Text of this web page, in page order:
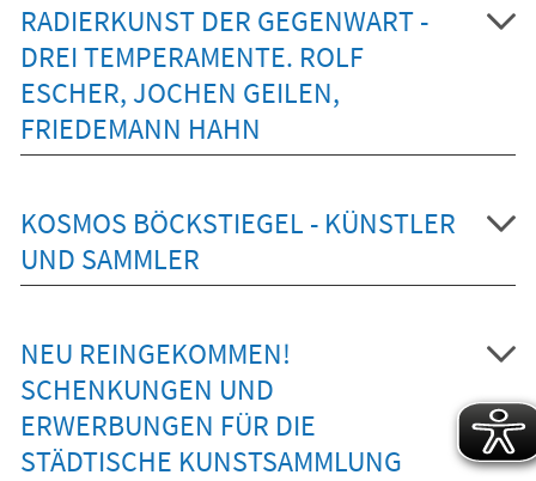
RADIERKUNST DER GEGENWART -
DREI TEMPERAMENTE. ROLF
ESCHER, JOCHEN GEILEN,
FRIEDEMANN HAHN
KOSMOS BÖCKSTIEGEL - KÜNSTLER
UND SAMMLER
NEU REINGEKOMMEN!
SCHENKUNGEN UND
ERWERBUNGEN FÜR DIE
STÄDTISCHE KUNSTSAMMLUNG